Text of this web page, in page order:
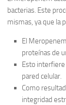
bacterias. Este
mismas, ya que la
El
proteínas de
Esto interfiere
pared celular.
Como
integridad